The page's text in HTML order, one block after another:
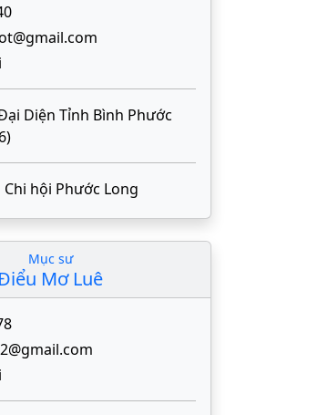
Diện Tỉnh Bình Phước
Chi hội Phước Long
Mục sư
Mơ Luê